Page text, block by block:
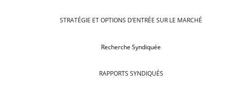
STRATÉGIE ET OPTIONS D’ENTRÉE SUR LE MARCHÉ
Recherche Syndiquée
RAPPORTS SYNDIQUÉS